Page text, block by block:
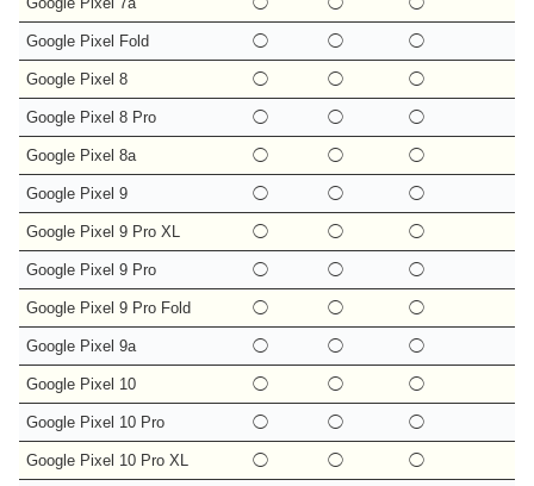
Google Pixel Fold ◯ ◯ ◯
Google Pixel 8 ◯ ◯ ◯
Google Pixel 8 Pro ◯ ◯ ◯
Google Pixel 8a ◯ ◯ ◯
Google Pixel 9 ◯ ◯ ◯
Google Pixel 9 Pro XL ◯ ◯ ◯
Google Pixel 9 Pro ◯ ◯ ◯
Google Pixel 9 Pro Fold ◯ ◯ ◯
Google Pixel 9a ◯ ◯ ◯
Google Pixel 10 ◯ ◯ ◯
Google Pixel 10 Pro ◯ ◯ ◯
Google Pixel 10 Pro XL ◯ ◯ ◯